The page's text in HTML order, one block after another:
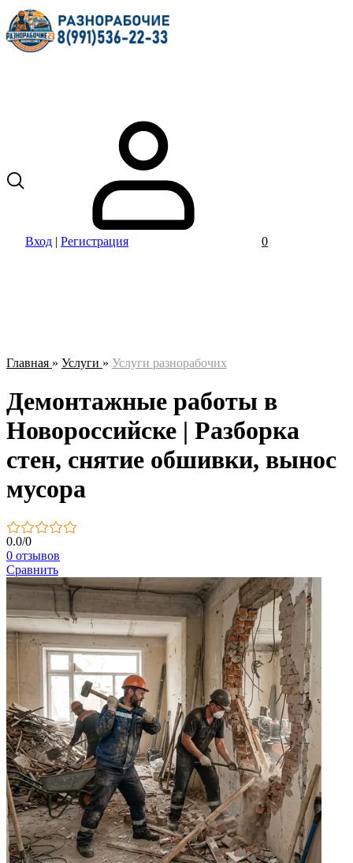
Вход | Регистрация 0
Главная » Услуги » Услуги разнорабочих
Демонтажные работы в
Новороссийске | Разборка
стен, снятие обшивки, вынос
мусора
0.0/0
0 отзывов
Сравнить